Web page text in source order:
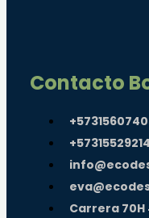
Contacto
Carrera